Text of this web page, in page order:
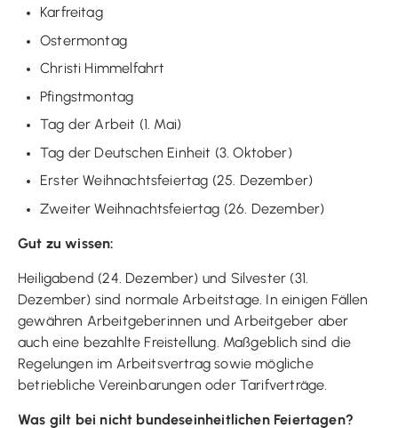
Karfreitag
Ostermontag
Christi Himmelfahrt
Pfingstmontag
Tag der Arbeit (1. Mai)
Tag der Deutschen Einheit (3. Oktober)
Erster Weihnachtsfeiertag (25. Dezember)
Zweiter Weihnachtsfeiertag (26. Dezember)
Gut zu wissen:
Heiligabend (24. Dezember) und Silvester (31.
Dezember) sind normale Arbeitstage. In einigen Fällen
gewähren Arbeitgeberinnen und Arbeitgeber aber
auch eine bezahlte Freistellung. Maßgeblich sind die
Regelungen im Arbeitsvertrag sowie mögliche
betriebliche Vereinbarungen oder Tarifverträge.
Was gilt bei nicht bundeseinheitlichen Feiertagen?